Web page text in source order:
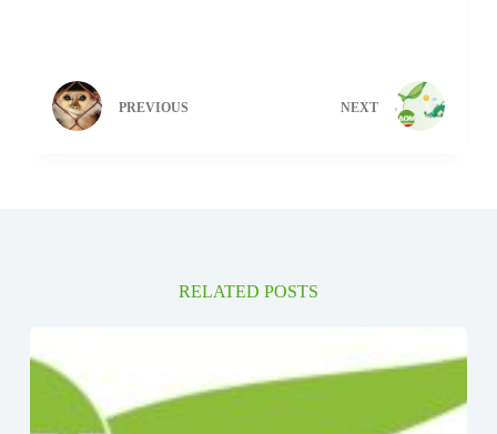
PREVIOUS NEXT
RELATED POSTS